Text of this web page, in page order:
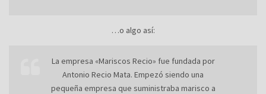
…o algo así:
La empresa «Mariscos Recio» fue fundada por
Antonio Recio Mata. Empezó siendo una
pequeña empresa que suministraba marisco a